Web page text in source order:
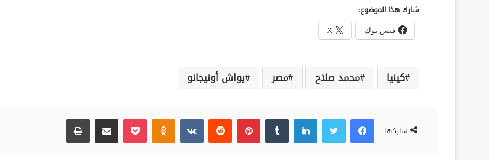
شارك هذا الموضوع:
فيس بوك X
كينيا محمد صلاح مصر يواش أونيجانو
شاركها
فيسبوك لينكدإن بينتيريست بوكيت